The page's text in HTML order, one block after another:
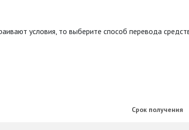
условия, то выберите способ перевода
Срок получения